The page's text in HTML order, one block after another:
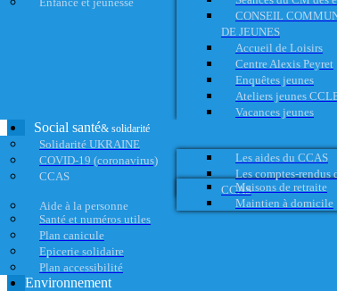
CONSEIL
DE JEUNES
Accueil de Loisirs
Centre Alexis Peyret
Enquêtes jeunes
Ateliers jeunes
Vacances jeunes
Social santé& solidarité
Solidarité UKRAINE
COVID-19 (coronavirus)
CCAS
Les aides du CCAS
Les comptes-rendus
CCAS
Aide à la personne
Maisons de retraite
Maintien à domicile
Santé et numéros utiles
Plan canicule
Epicerie solidaire
Plan accessibilité
Environnement